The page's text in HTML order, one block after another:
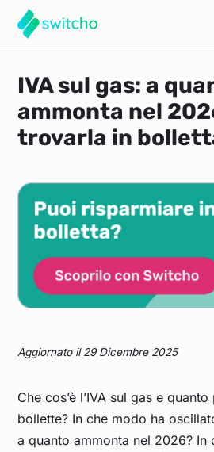
IVA sul gas: a
ammonta nel
trovarla in
Aggiornato il 29 Dicembre 2025
Che cos’è l’IVA sul gas e
bollette? In che modo ha
a quanto ammonta nel 2026? In